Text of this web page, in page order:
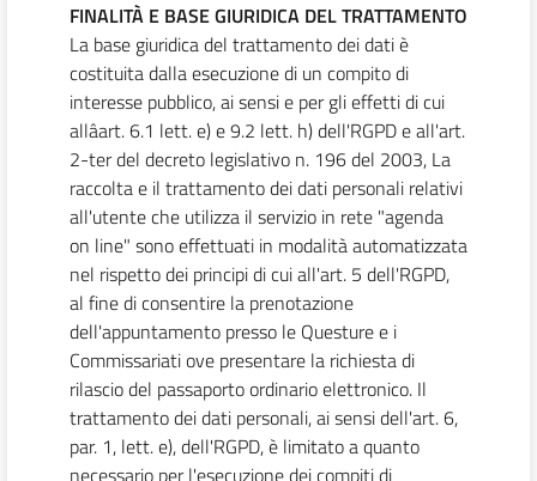
FINALITÀ E BASE GIURIDICA DEL TRATTAMENTO
La base giuridica del trattamento dei dati è
costituita dalla esecuzione di un compito di
interesse pubblico, ai sensi e per gli effetti di cui
allâart. 6.1 lett. e) e 9.2 lett. h) dell'RGPD e all'art.
2-ter del decreto legislativo n. 196 del 2003, La
raccolta e il trattamento dei dati personali relativi
all'utente che utilizza il servizio in rete "agenda
on line" sono effettuati in modalità automatizzata
nel rispetto dei principi di cui all'art. 5 dell'RGPD,
al fine di consentire la prenotazione
dell'appuntamento presso le Questure e i
Commissariati ove presentare la richiesta di
rilascio del passaporto ordinario elettronico. Il
trattamento dei dati personali, ai sensi dell'art. 6,
par. 1, lett. e), dell'RGPD, è limitato a quanto
necessario per l'esecuzione dei compiti di